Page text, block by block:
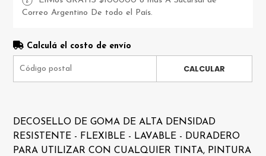
Correo Argentino De todo el País.
Calculá el costo de envío
CALCULAR
DECOSELLO DE GOMA DE ALTA DENSIDAD
RESISTENTE - FLEXIBLE - LAVABLE - DURADERO
PARA UTILIZAR CON CUALQUIER TINTA, PINTURA